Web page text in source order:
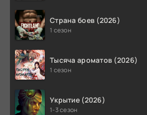
Страна боев (2026)
1 сезон
Тысяча ароматов (2026)
1 сезон
Укрытие (2026)
1-3 сезон